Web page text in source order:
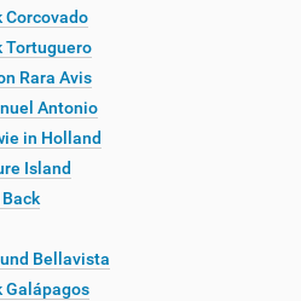
Corcovado
Tortuguero
Rara Avis
Antonio
in Holland
Island
Back
Bellavista
Galápagos